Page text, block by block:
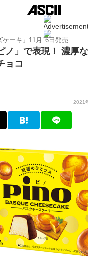
ケーキ」11月16日発売
ノ」で表現！ 濃厚
ョコ
2021